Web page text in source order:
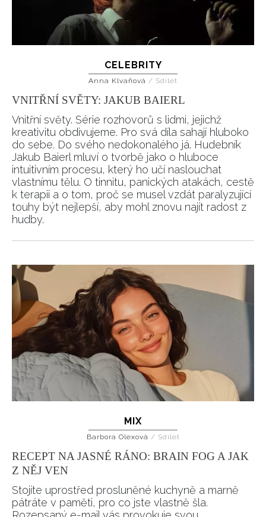
CELEBRITY
Anna Klvaňová / Sdílet
VNITŘNÍ SVĚTY: JAKUB BAIERL
Vnitřní světy. Série rozhovorů s lidmi, jejichž
kreativitu obdivujeme. Pro svá díla sahají hluboko
do sebe. Do svého nedokonalého já. Hudebník
Jakub Baierl mluví o tvorbě jako o hluboce
intuitivním procesu, který ho učí naslouchat
vlastnímu tělu. O tinnitu, panických atakách, cestě
k terapii a o tom, proč se musel vzdát paralyzující
touhy být nejlepší, aby mohl znovu najít radost z
hudby.
MIX
Barbora Olexová / Sdílet
RECEPT NA JASNÉ RÁNO: BRAIN FOG A JAK
Z NĚJ VEN
Stojíte uprostřed prosluněné kuchyně a marně
pátráte v paměti, pro co jste vlastně šla.